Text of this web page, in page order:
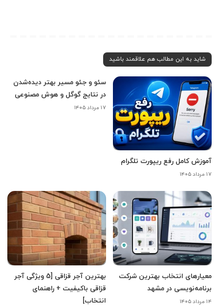
شاید به این مطالب هم علاقمند باشید
آموزش کامل رفع ریپورت تلگرام
۱۷ مرداد ۱۴۰۵
سئو و جئو مسیر بهتر دیده‌شدن
در نتایج گوگل و هوش مصنوعی
۱۷ مرداد ۱۴۰۵
معیارهای انتخاب بهترین شرکت
برنامه‌نویسی در مشهد
۱۴ مرداد ۱۴۰۵
بهترین آجر قزاقی [5 ویژگی آجر
قزاقی باکیفیت + راهنمای
انتخاب]